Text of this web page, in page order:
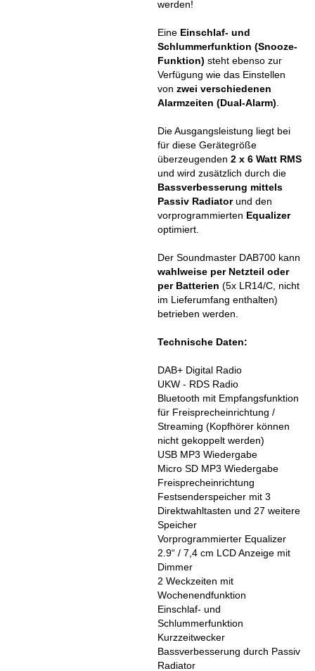
werden!
Eine Einschlaf- und
Schlummerfunktion (Snooze-
Funktion) steht ebenso zur
Verfügung wie das Einstellen
von zwei verschiedenen
Alarmzeiten (Dual-Alarm)
Die Ausgangsleistung liegt bei
für diese Gerätegröße
überzeugenden 2 x 6 Watt RMS
und wird zusätzlich durch die
Bassverbesserung mittels
Passiv Radiatorund den
vorprogrammierten Equalizer
optimiert.
Der Soundmaster DAB700 kann
wahlweise per Netzteil oder
per Batterien (5x LR14/C, nicht
im Lieferumfang enthalten)
betrieben werden.
Technische Daten:
DAB+ Digital Radio
UKW - RDS Radio
Bluetooth mit Empfangsfunktion
für Freisprecheinrichtung /
Streaming (Kopfhörer können
nicht gekoppelt werden)
USB MP3 Wiedergabe
Micro SD MP3 Wiedergabe
Freisprecheinrichtung
Festsenderspeicher mit 3
Direktwahltasten und 27 weitere
Speicher
Vorprogrammierter Equalizer
2.9“ / 7,4 cm LCD Anzeige mit
Dimmer
2 Weckzeiten mit
Wochenendfunktion
Einschlaf- und
Schlummerfunktion
Kurzzeitwecker
Bassverbesserung durch Passiv
Radiator